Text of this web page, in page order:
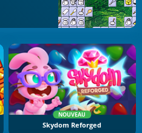
NOUVEAU
Skydom Reforged